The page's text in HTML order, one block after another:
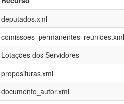
deputados.xml
comissoes_permanentes_reunioes.xml
Lotações dos Servidores
proposituras.xml
documento_autor.xml